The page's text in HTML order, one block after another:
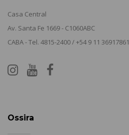
Casa Central
Av. Santa Fe 1669 - C1060ABC
CABA - Tel. 4815-2400 / +54 9 11 36917861
Ossira